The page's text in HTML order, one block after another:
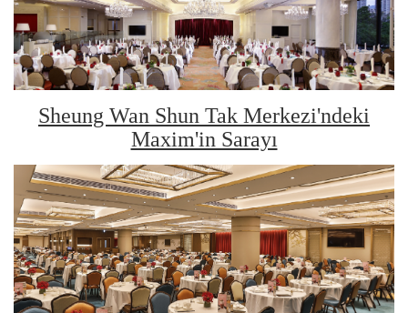
Sheung Wan Shun Tak Merkezi'ndeki
Maxim'in Sarayı